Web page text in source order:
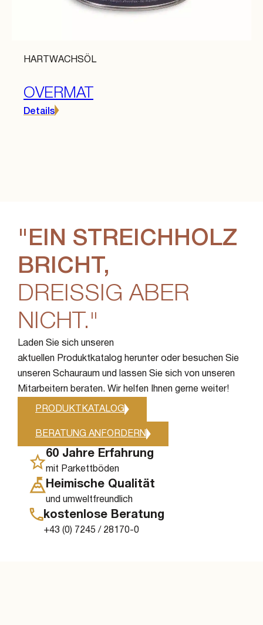
HARTWACHSÖL
OVERMAT
Details
"EIN STREICHHOLZ
BRICHT,
DREISSIG ABER N
ICHT."
Laden Sie sich unseren
aktuellen Produktkatalog herunter oder besuchen Sie
unseren Schauraum und lassen Sie sich von unseren
Mitarbeitern beraten. Wir helfen Ihnen gerne weiter!
PRODUKTKATALOG
BERATUNG ANFORDERN
60 Jahre Erfahrung
mit Parkettböden
Heimische Qualität
und umweltfreundlich
kostenlose Beratung
+43 (0) 7245 / 28170-0